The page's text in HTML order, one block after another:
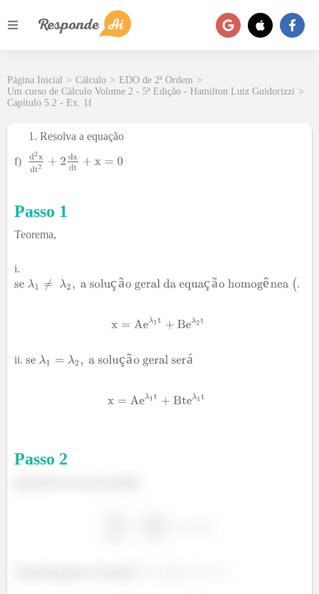
Página Inicial > Cálculo > EDO de 2ª Ordem >
Um curso de Cálculo Volume 2 - 5ª Edição - Hamilton Luiz Guidorizzi >
Capítulo 5.2 - Ex. 1f
Resolva a equação
f)
Passo 1
Teorema,
çã çã ê
çã á
Passo 2